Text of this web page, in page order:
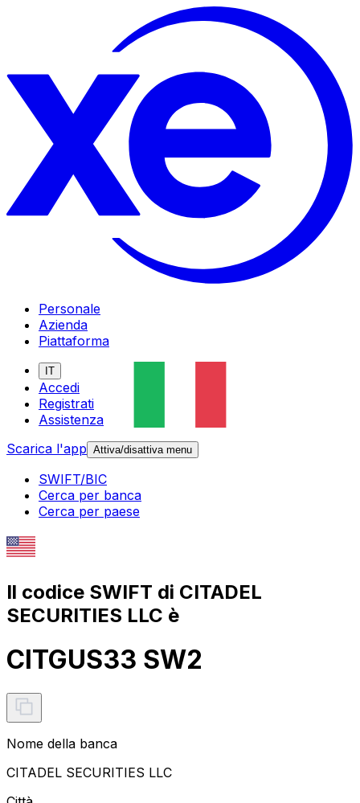
Personale
Azienda
Piattaforma
IT
Accedi
Registrati
Assistenza
Scarica l'app Attiva/disattiva menu
SWIFT/BIC
Cerca per banca
Cerca per paese
Il codice SWIFT di CITADEL
SECURITIES LLC è
CITGUS33 SW2
Nome della banca
CITADEL SECURITIES LLC